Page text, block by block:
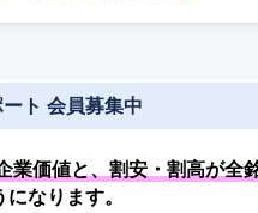
ト 会員募集中
業価値と、割安・割高が全
になります。